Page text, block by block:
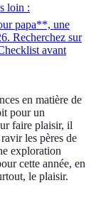
loin :
papa**, une
Recherchez sur
avant
en matière de
pour un
faire plaisir, il
les pères de
exploration
cette année, en
le plaisir.